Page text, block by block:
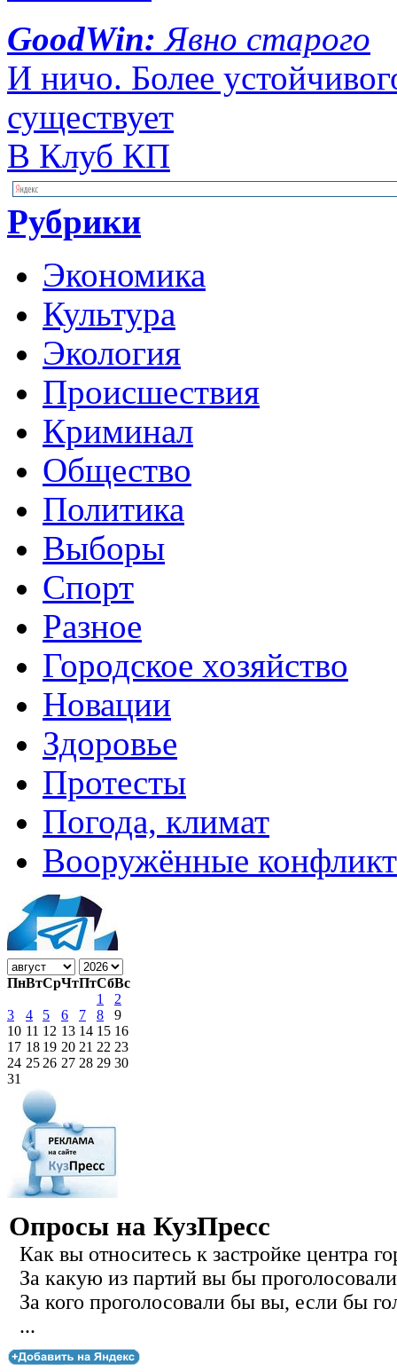
GoodWin:Явно старого
И ничо. Более
существует
В Клуб КП
Рубрики
Экономика
Культура
Экология
Происшествия
Криминал
Общество
Политика
Выборы
Спорт
Разное
Городское хозяйство
Новации
Здоровье
Протесты
Погода, климат
Вооружённые
ПнВтСрЧтПтСбВс
1
2
3
4 5 6 7 8
9
10 11 12 13 14 15 16
17 18 19 20 21 22 23
24 25 26 27 28 29 30
31
Опросы на КузПресс
Как вы относитесь к застройке центра
За какую из партий вы бы
За кого проголосовали бы вы, если бы
...